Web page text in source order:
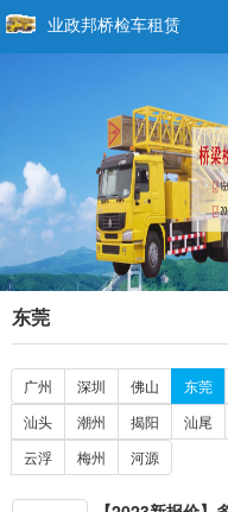
业政邦桥检车租赁
东莞
广州 深圳 佛山 东莞
汕头
潮州 揭阳 汕尾
云浮
梅州 河源